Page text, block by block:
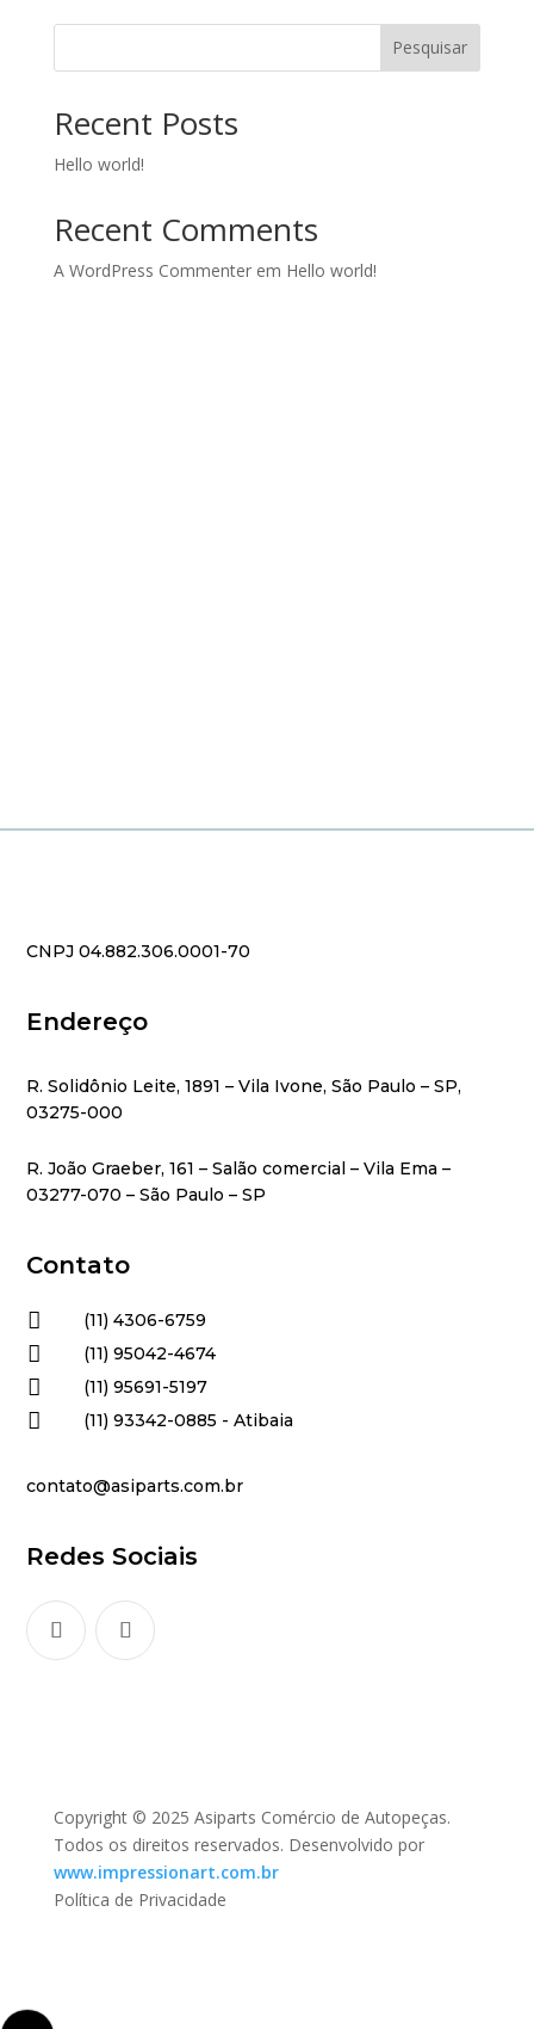
Pesquisar
Recent Posts
Hello world!
Recent Comments
A WordPress Commenterem Hello world!
CNPJ 04.882.306.0001-70
Endereço
R. Solidônio Leite, 1891 – Vila Ivone, São Paulo – SP,
03275-000
R. João Graeber, 161 – Salão comercial – Vila Ema –
03277-070 – São Paulo – SP
Contato
 (11) 4306-6759
 (11) 95042-4674
 (11) 95691-5197
 (11) 93342-0885 - Atibaia
contato@asiparts.com.br
Redes Sociais
Copyright © 2025 Asiparts Comércio de Autopeças.
Todos os direitos reservados. Desenvolvido por
www.impressionart.com.br
Política de Privacidade